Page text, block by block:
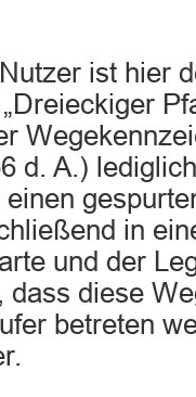
ist hier
d. A.)
in
und der
dass diese
betreten